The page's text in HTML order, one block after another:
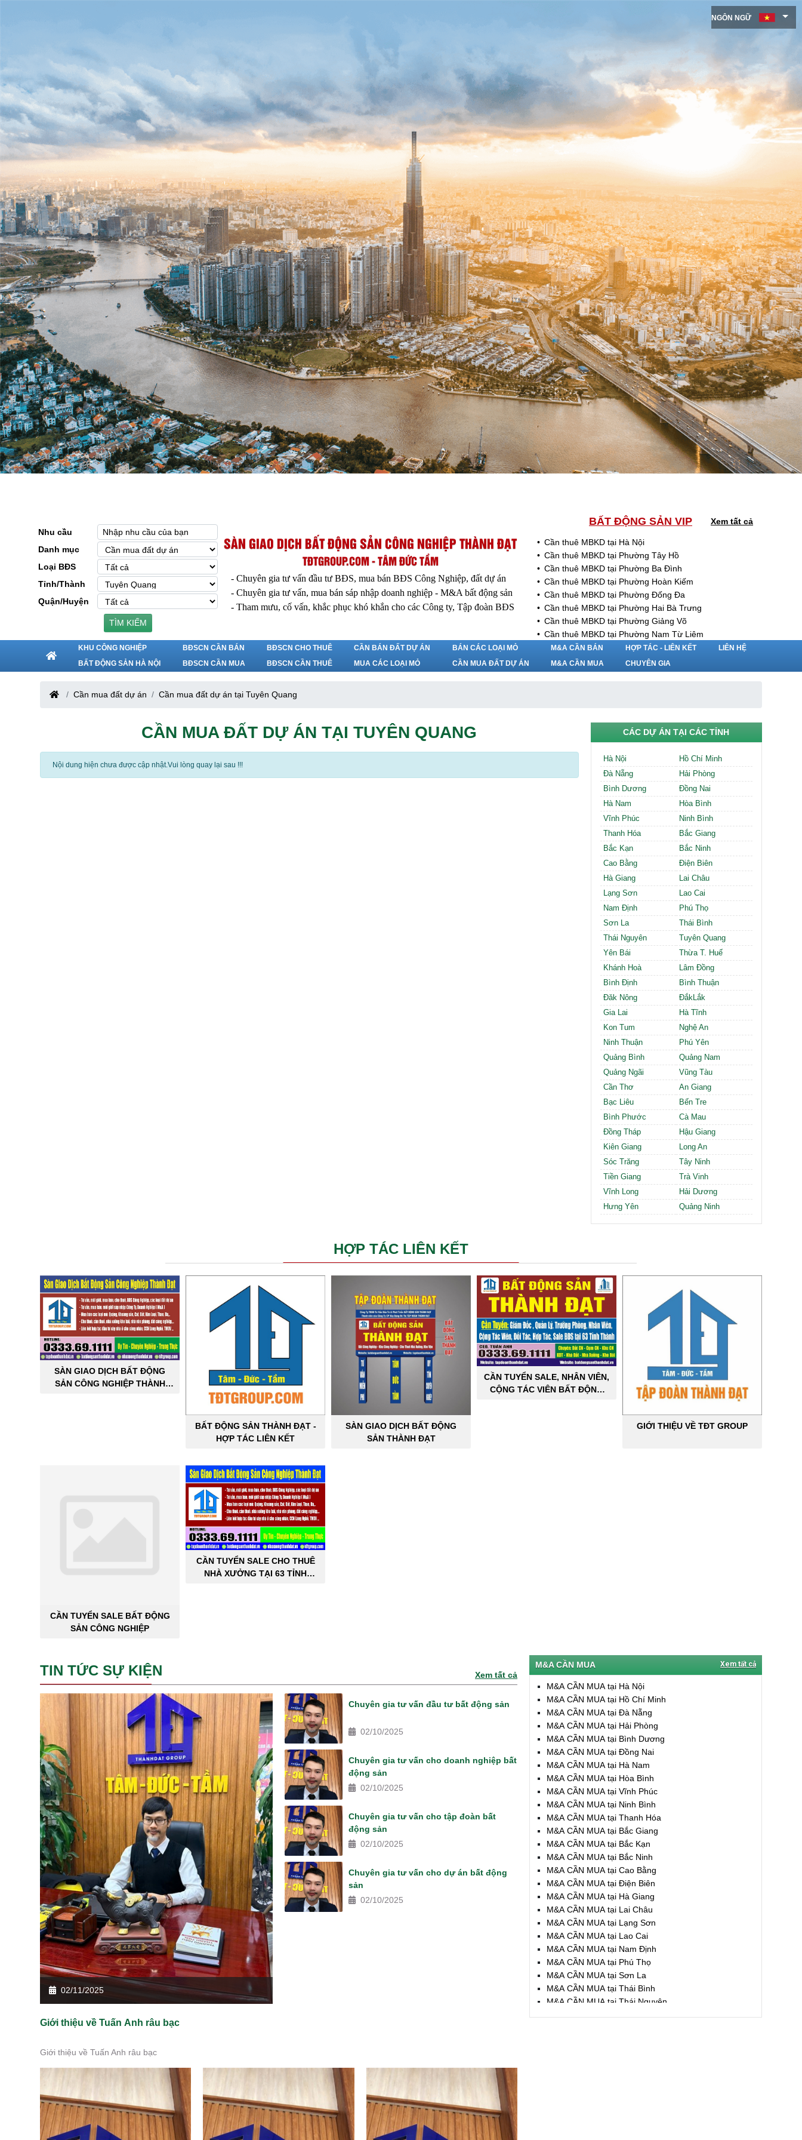
Nhu cầu
Danh mục
Loại BĐS
Tỉnh/Thành
Quận/Huyện
TÌM KIẾM
SÀN GIAO DỊCH BẤT ĐỘNG SẢN CÔNG NGHIỆP THÀNH ĐẠT
TĐTGROUP.COM - TÂM ĐỨC TẦM
- Chuyên gia tư vấn đầu tư BĐS, mua bán BĐS Công Nghiệp, đất dự án
- Chuyên gia tư vấn, mua bán sáp nhập doanh nghiệp - M&A bất động sản
- Tham mưu, cố vấn, khắc phục khó khắn cho các Công ty, Tập đoàn BĐS
BẤT ĐỘNG SẢN VIP Xem tất cả
Cần thuê MBKD tại Hà Nội
Cần thuê MBKD tại Phường Tây Hồ
Cần thuê MBKD tại Phường Ba Đình
Cần thuê MBKD tại Phường Hoàn Kiếm
Cần thuê MBKD tại Phường Đống Đa
Cần thuê MBKD tại Phường Hai Bà Trưng
Cần thuê MBKD tại Phường Giảng Võ
Cần thuê MBKD tại Phường Nam Từ Liêm
Cần thuê MBKD tại Phường Cầu Giấy
Cần thuê MBKD tại Phường Thanh Xuân
Cần thuê MBKD tại Phường Long Biên
Cần thuê MBKD tại Phường Yên Hòa
Cần thuê MBKD tại Phường Nghĩa Độ
Cần thuê MBKD tại Phường Phương Liệt
Cần thuê MBKD tại Phường Khương Đình
Cần thuê MBKD tại Phường Yên Sở
Cần thuê MBKD tại Phường Hoàng Liệt
Cần thuê MBKD tại Phường Định Công
Cần thuê MBKD tại Phường Tương Mai
Cần thuê MBKD tại Phường Vĩnh Hưng
Cần thuê MBKD tại Phường Lĩnh Nam
Cần thuê MBKD tại Phường Hồng Hà
Cần thuê MBKD tại Phường Láng
Cần thuê MBKD tại Phường Văn Miếu
Cần thuê MBKD tại Phường Kim Liên
Cần thuê MBKD tại Phường Bạch Mai
Cần thuê MBKD tại Phường Vĩnh Tuy
NGÔN NGỮ
KHU CÔNG NGHIỆP
BẤT ĐỘNG SẢN HÀ NỘI
BĐSCN CẦN BÁN
BĐSCN CẦN MUA
BĐSCN CHO THUÊ
BĐSCN CẦN THUÊ
CẦN BÁN ĐẤT DỰ ÁN
MUA CÁC LOẠI MỎ
BÁN CÁC LOẠI MỎ
CẦN MUA ĐẤT DỰ ÁN
M&A CẦN BÁN
M&A CẦN MUA
HỢP TÁC - LIÊN KẾT
CHUYÊN GIA
LIÊN HỆ
Cần mua đất dự án Cần mua đất dự án tại Tuyên Quang
CẦN MUA ĐẤT DỰ ÁN TẠI TUYÊN QUANG
Nội dung hiện chưa được cập nhật.Vui lòng quay lại sau !!!
CÁC DỰ ÁN TẠI CÁC TỈNH
Hà Nội
Hồ Chí Minh
Đà Nẵng
Hải Phòng
Bình Dương
Đồng Nai
Hà Nam
Hòa Bình
Vĩnh Phúc
Ninh Bình
Thanh Hóa
Bắc Giang
Bắc Kạn
Bắc Ninh
Cao Bằng
Điện Biên
Hà Giang
Lai Châu
Lạng Sơn
Lao Cai
Nam Định
Phú Thọ
Sơn La
Thái Bình
Thái Nguyên
Tuyên Quang
Yên Bái
Thừa T. Huế
Khánh Hoà
Lâm Đồng
Bình Định
Bình Thuận
Đăk Nông
ĐắkLắk
Gia Lai
Hà Tĩnh
Kon Tum
Nghệ An
Ninh Thuận
Phú Yên
Quảng Bình
Quảng Nam
Quảng Ngãi
Vũng Tàu
Cần Thơ
An Giang
Bạc Liêu
Bến Tre
Bình Phước
Cà Mau
Đồng Tháp
Hậu Giang
Kiên Giang
Long An
Sóc Trăng
Tây Ninh
Tiền Giang
Trà Vinh
Vĩnh Long
Hải Dương
Hưng Yên
Quảng Ninh
HỢP TÁC LIÊN KẾT
SÀN GIAO DỊCH BẤT ĐỘNG
SẢN CÔNG NGHIỆP THÀNH
BẤT ĐỘNG SẢN THÀNH ĐẠT -
HỢP TÁC LIÊN KẾT
SÀN GIAO DỊCH BẤT ĐỘNG
SẢN THÀNH ĐẠT
CẦN TUYỂN SALE, NHÂN VIÊN,
CỘNG TÁC VIÊN BẤT ĐỘNG
GIỚI THIỆU VỀ TĐT GROUP
CẦN TUYỂN SALE BẤT ĐỘNG
SẢN CÔNG NGHIỆP
CẦN TUYỂN SALE CHO THUÊ
NHÀ XƯỞNG TẠI 63 TỈNH
TIN TỨC SỰ KIỆN Xem tất cả
02/11/2025
Giới thiệu về Tuấn Anh râu bạc
Giới thiệu về Tuấn Anh râu bạc
Chuyên gia tư vấn đầu tư bất động sản
02/10/2025
Chuyên gia tư vấn cho doanh nghiệp bất
động sản
02/10/2025
Chuyên gia tư vấn cho tập đoàn bất
động sản
02/10/2025
Chuyên gia tư vấn cho dự án bất động
sản
02/10/2025
M&A CẦN MUA Xem tất cả
M&A CẦN MUA tại Hà Nội
M&A CẦN MUA tại Hồ Chí Minh
M&A CẦN MUA tại Đà Nẵng
M&A CẦN MUA tại Hải Phòng
M&A CẦN MUA tại Bình Dương
M&A CẦN MUA tại Đồng Nai
M&A CẦN MUA tại Hà Nam
M&A CẦN MUA tại Hòa Bình
M&A CẦN MUA tại Vĩnh Phúc
M&A CẦN MUA tại Ninh Bình
M&A CẦN MUA tại Thanh Hóa
M&A CẦN MUA tại Bắc Giang
M&A CẦN MUA tại Bắc Kạn
M&A CẦN MUA tại Bắc Ninh
M&A CẦN MUA tại Cao Bằng
M&A CẦN MUA tại Điện Biên
M&A CẦN MUA tại Hà Giang
M&A CẦN MUA tại Lai Châu
M&A CẦN MUA tại Lạng Sơn
M&A CẦN MUA tại Lao Cai
M&A CẦN MUA tại Nam Định
M&A CẦN MUA tại Phú Thọ
M&A CẦN MUA tại Sơn La
M&A CẦN MUA tại Thái Bình
M&A CẦN MUA tại Thái Nguyên